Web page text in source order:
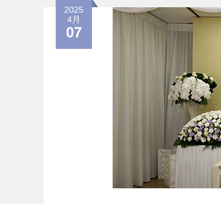
2025
4月
07